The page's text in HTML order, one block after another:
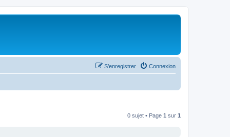
Connexion
S’enregistrer
0 sujet • Page 1 sur 1